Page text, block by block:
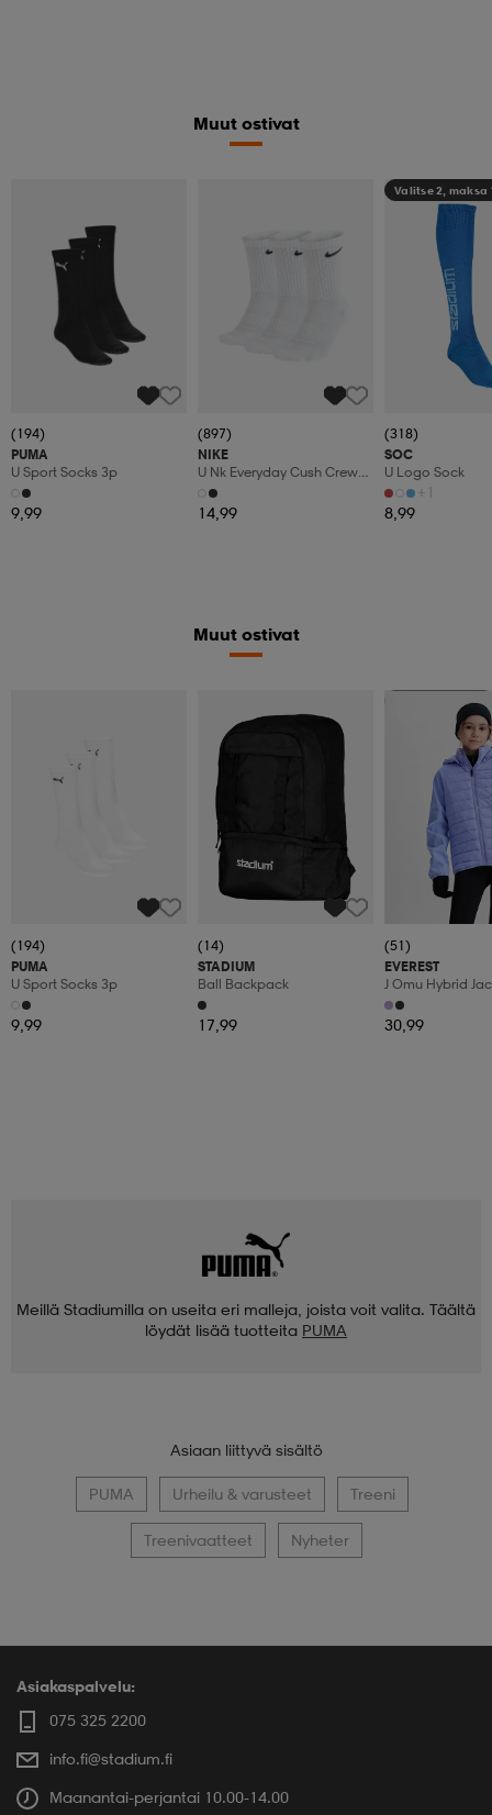
Muut ostivat
(194)
PUMA
U Sport Socks 3p
9,99
(897)
NIKE
U Nk Everyday Cush Crew
3pr
14,99
Valitse 2, maksa
(318)
SOC
U Logo Sock
+1
8,99
Muut ostivat
(194)
PUMA
U Sport Socks 3p
9,99
(14)
STADIUM
Ball Backpack
17,99
Kampanja -25%
(51)
EVEREST
J Omu Hybrid
30,99
Meillä Stadiumilla on useita eri malleja, joista voit valita. Täältä
löydät lisää tuotteita PUMA
Asiaan liittyvä sisältö
PUMA Urheilu & varusteet Treeni
Treenivaatteet Nyheter
Asiakaspalvelu:
075 325 2200
info.fi@stadium.fi
Maanantai-perjantai 10.00-14.00